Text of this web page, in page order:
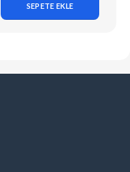
SEPETE EKLE